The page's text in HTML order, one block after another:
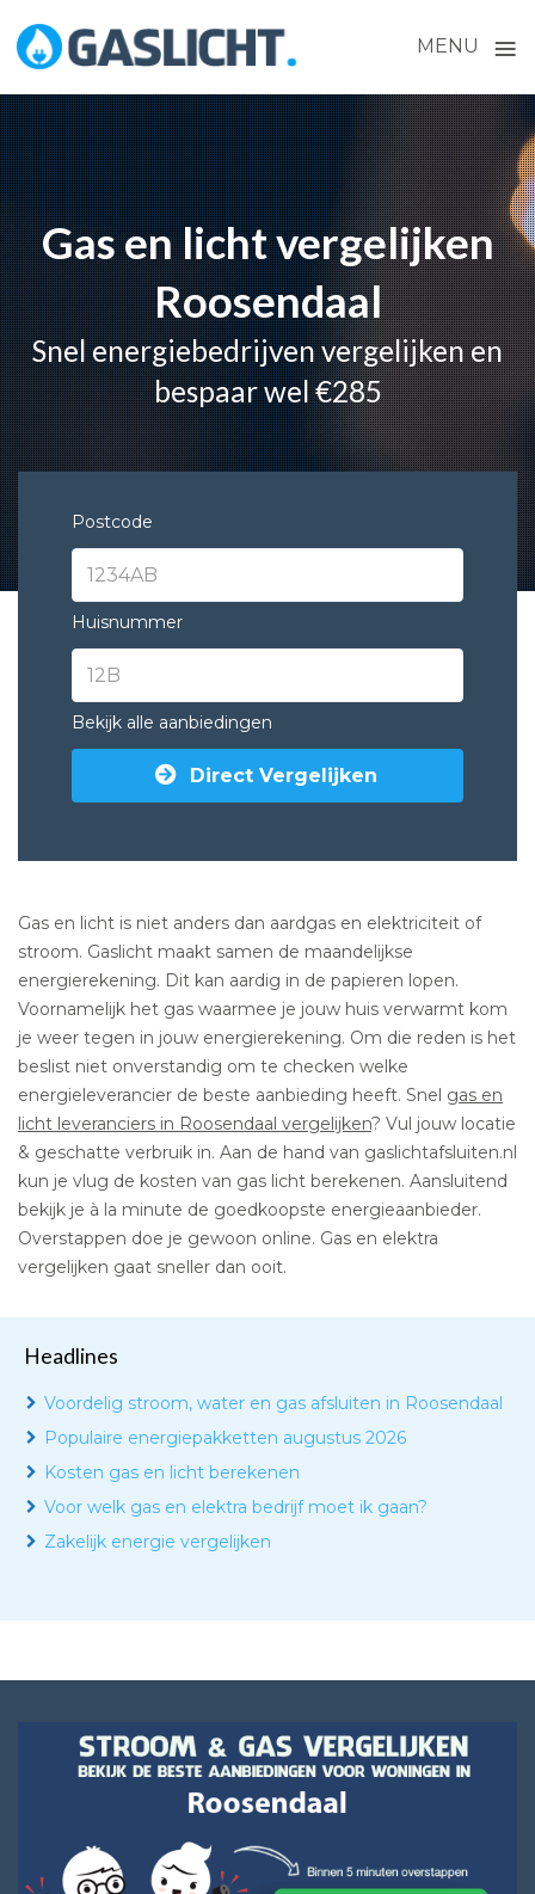
MENU ≡
Skip
to
content
Gas en licht vergelijken
Roosendaal
Snel energiebedrijven vergelijken en
bespaar wel €285
Postcode
Huisnummer
Bekijk alle aanbiedingen
Direct Vergelijken
Gas en licht is niet anders dan aardgas en elektriciteit of
stroom. Gaslicht maakt samen de maandelijkse
energierekening. Dit kan aardig in de papieren lopen.
Voornamelijk het gas waarmee je jouw huis verwarmt kom
je weer tegen in jouw energierekening. Om die reden is het
beslist niet onverstandig om te checken welke
energieleverancier de beste aanbieding heeft. Snel gas en
licht leveranciers in Roosendaal vergelijken? Vul jouw locatie
& geschatte verbruik in. Aan de hand van gaslichtafsluiten.nl
kun je vlug de kosten van gas licht berekenen. Aansluitend
bekijk je à la minute de goedkoopste energieaanbieder.
Overstappen doe je gewoon online. Gas en elektra
vergelijken gaat sneller dan ooit.
Headlines
Voordelig stroom, water en gas afsluiten in Roosendaal
Populaire energiepakketten augustus 2026
Kosten gas en licht berekenen
Voor welk gas en elektra bedrijf moet ik gaan?
Zakelijk energie vergelijken